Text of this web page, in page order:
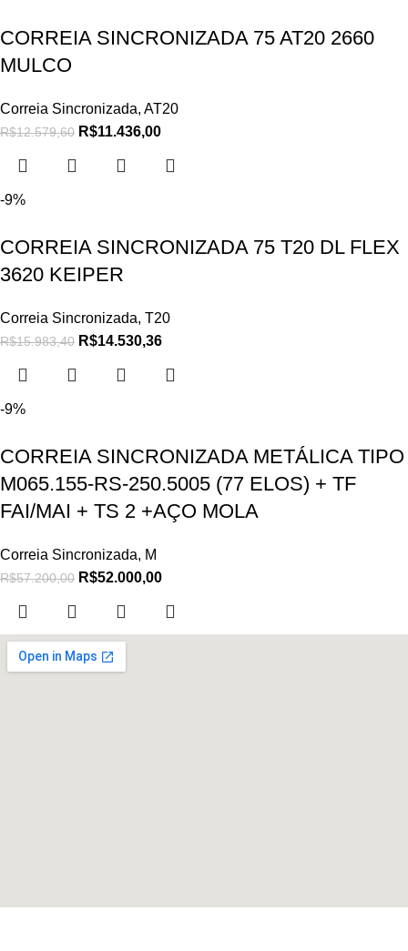
CORREIA SINCRONIZADA 75 AT20 2660
MULCO
Correia Sincronizada, AT20
R$12.579,60 R$11.436,00
-9%
CORREIA SINCRONIZADA 75 T20 DL FLEX
3620 KEIPER
Correia Sincronizada, T20
R$15.983,40 R$14.530,36
-9%
CORREIA SINCRONIZADA METÁLICA TIPO
M065.155-RS-250.5005 (77 ELOS) + TF
FAI/MAI + TS 2 +AÇO MOLA
Correia Sincronizada, M
R$57.200,00 R$52.000,00